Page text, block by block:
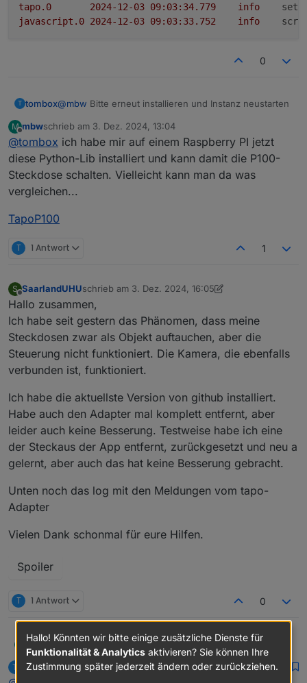
tapo.0
info
javascript.0
info
0
T tombox@mbw Bitte erneut installieren und Instanz neustarten
M
Offline
mbwschrieb am 3. Dez. 2024, 13:04
zuletzt editiert von
@tombox ich habe mir auf einem Raspberry PI jetzt
diese Python-Lib installiert und kann damit die P100-
Steckdose schalten. Vielleicht kann man da was
vergleichen...
TapoP100
T 1 Antwort 1
S
Offline
SaarlandUHUschrieb am 3. Dez. 2024, 16:05
zuletzt editiert von SaarlandUHU
Hallo zusammen,
Ich habe seit gestern das Phänomen, dass meine
Steckdosen zwar als Objekt auftauchen, aber die
Steuerung nicht funktioniert. Die Kamera, die ebenfalls
verbunden ist, funktioniert.
Ich habe die aktuellste Version von github installiert.
Habe auch den Adapter mal komplett entfernt, aber
leider auch keine Besserung. Testweise habe ich eine
der Steckaus der App entfernt, zurückgesetzt und neu a
gelernt, aber auch das hat keine Besserung gebracht.
Unten noch das log mit den Meldungen vom tapo-
Adapter
Vielen Dank schonmal für eure Hilfen.
Spoiler
T 1 Antwort 0
mbw@tomboxich habe mir auf einem Raspberry PI jetzt diese
Python-Lib installiert und kann damit die P100-Steckdose
schalten. Vielleicht kann man da was vergleichen...
TapoP100
T tomboxschrieb am4. Dez. 2024, 17:11
zuletzt editiert von
Hallo! Könnten wir bitte einige zusätzliche Dienste für
Funktionalität & Analytics aktivieren? Sie können Ihre
Zustimmung später jederzeit ändern oder zurückziehen.